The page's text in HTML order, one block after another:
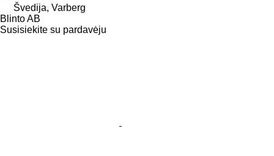
Švedija, Varberg
Blinto AB
Susisiekite su pardavėju